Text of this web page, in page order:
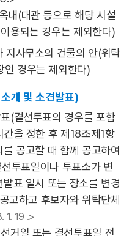
내(대관 등으로 해당 시설
용되는 경우는 제외한다)
지사무소의 건물의 안(위탁
인 경우는 제외한다)
개 및 소견발표)
(결선투표의 경우를 포함
을 정한 후 제18조제1항
공고할 때 함께 공고하여
투표일이나 투표소가 변
표 일시 또는 장소를 변경
고하고 후보자와 위탁단체
1. 19 .>
거일 또는 결선투표일 전